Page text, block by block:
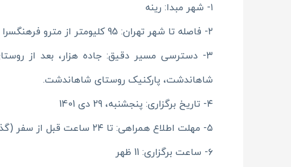
۱- شهر مبدا: رینه
۲- فاصله تا شهر تهران: 95 کلیومتر از مترو فرهنگسرا آخرین ایستگاه مترو در شرق
۳- دسترسی مسیر دقیق: جاده هزار، بعد از
شاهاندشت، پارکنیک روستای شاهاندشت.
۴- تاریخ برگزاری: پنجشنبه، 29 دی 1401
۵- مهلت اطلاع همراهی: تا ۲۴ ساعت قبل از سفر (گذشته)
۶- ساعت برگزاری: 11 ظهر